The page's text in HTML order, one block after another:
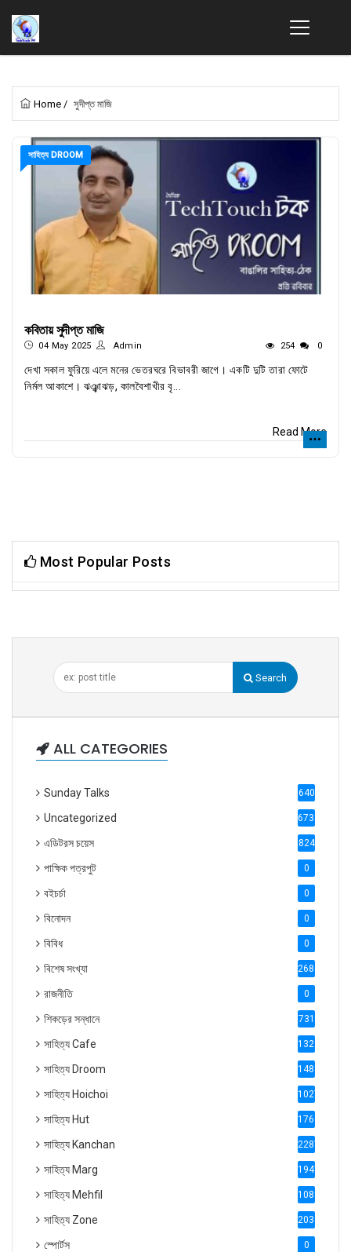
Home / সুদীপ্ত মাজি
সাহিত্য DROOM
কবিতায় সুদীপ্ত মাজি
04 May 2025 Admin 254 0
দেখা সকাল ফুরিয়ে এলে মনের ভেতরঘরে বিভাবরী জাগে। একটি দুটি তারা ফোটে
নির্মল আকাশে। ঝঞ্ঝাঝড়, কালবৈশাখীর বৃ...
Read More
Most Popular Posts
Search
ALL CATEGORIES
Sunday Talks 640
Uncategorized 6738
এডিটরস চয়েস 824
পাক্ষিক পত্রপুট 0
বইচর্চা 0
বিনোদন 0
বিবিধ 0
বিশেষ সংখ্যা 2686
রাজনীতি 0
শিকড়ের সন্ধানে 731
সাহিত্য Cafe 1321
সাহিত্য Droom 1488
সাহিত্য Hoichoi 1027
সাহিত্য Hut 1769
সাহিত্য Kanchan 2287
সাহিত্য Marg 1947
সাহিত্য Mehfil 1088
সাহিত্য Zone 2035
স্পোর্টস 0